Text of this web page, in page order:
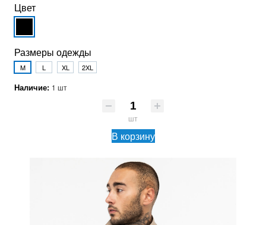
Цвет
Размеры одежды
M L XL 2XL
Наличие: 1 шт
шт
В корзину